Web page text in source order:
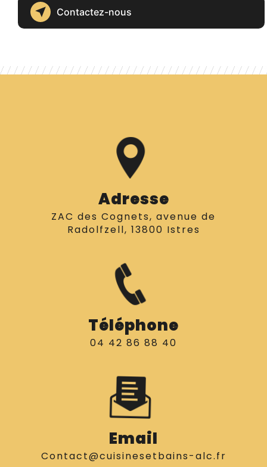
Contactez-nous
Adresse
ZAC des Cognets, avenue de
Radolfzell, 13800 Istres
Téléphone
04 42 86 88 40
Email
contact@cuisinesetbains-alc.fr